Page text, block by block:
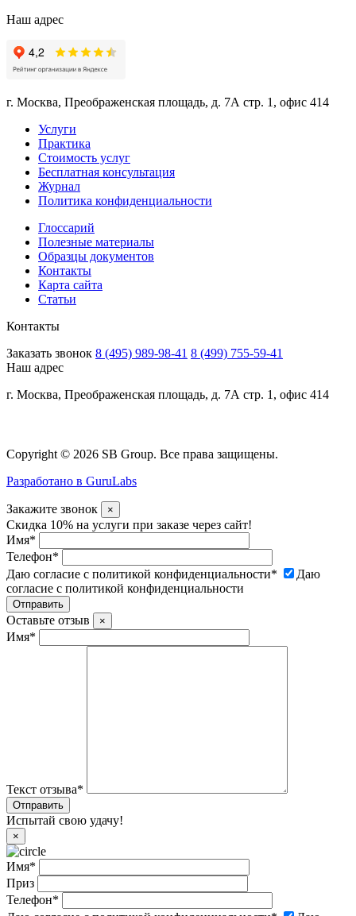
Наш адрес
г. Москва, Преображенская площадь, д. 7А стр. 1, офис 414
Услуги
Практика
Стоимость услуг
Бесплатная консультация
Журнал
Политика конфиденциальности
Глоссарий
Полезные материалы
Образцы документов
Контакты
Карта сайта
Статьи
Контакты
Заказать звонок 8 (495) 989-98-41 8 (499) 755-59-41
Наш адрес
г. Москва, Преображенская площадь, д. 7А стр. 1, офис 414
Copyright © 2026 SB Group. Все права защищены.
Разработано в GuruLabs
Закажите звонок ×
Скидка 10% на услуги при заказе через сайт!
Имя*
Телефон*
Даю согласие с политикой конфиденциальности*
Даю
согласие с политикой конфиденциальности
Оставьте отзыв ×
Имя*
Текст отзыва*
Испытай свою удачу!
×
Имя*
Приз
Телефон*